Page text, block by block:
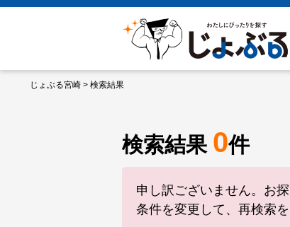
じょぶる宮崎 > 検索結果
検索結果 0件
申し訳ございません。お
条件を変更して、再検索を